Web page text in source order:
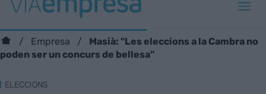
Empresa
Masià: "Les eleccions a la Cambra no
poden ser un concurs de bellesa"
ELECCIONS